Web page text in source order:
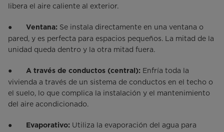
libera el aire caliente al exterior.
● Ventana: Se instala directamente en una ventana o
pared, y es perfecta para espacios pequeños. La mitad de la
unidad queda dentro y la otra mitad fuera.
● A través de conductos (central): Enfría toda la
vivienda a través de un sistema de conductos en el techo o
el suelo, lo que complica la instalación y el mantenimiento
del aire acondicionado.
● Evaporativo: Utiliza la evaporación del agua para